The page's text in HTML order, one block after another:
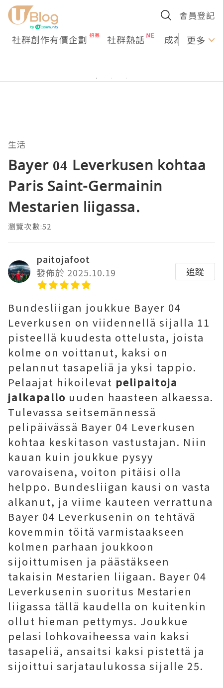
會員登記
社群創作有價企劃 社群熱話 成為U更多
生活
Bayer 04 Leverkusen kohtaa
Paris Saint-Germainin
Mestarien liigassa.
瀏覽次數:52
paitojafoot
發佈於 2025.10.19
追蹤
Bundesliigan joukkue Bayer 04
Leverkusen on viidennellä sijalla 11
pisteellä kuudesta ottelusta, joista
kolme on voittanut, kaksi on
pelannut tasapeliä ja yksi tappio.
Pelaajat hikoilevat pelipaitoja
jalkapallo uuden haasteen alkaessa.
Tulevassa seitsemännessä
pelipäivässä Bayer 04 Leverkusen
kohtaa keskitason vastustajan. Niin
kauan kuin joukkue pysyy
varovaisena, voiton pitäisi olla
helppo. Bundesliigan kausi on vasta
alkanut, ja viime kauteen verrattuna
Bayer 04 Leverkusenin on tehtävä
kovemmin töitä varmistaakseen
kolmen parhaan joukkoon
sijoittumisen ja päästäkseen
takaisin Mestarien liigaan. Bayer 04
Leverkusenin suoritus Mestarien
liigassa tällä kaudella on kuitenkin
ollut hieman pettymys. Joukkue
pelasi lohkovaiheessa vain kaksi
tasapeliä, ansaitsi kaksi pistettä ja
sijoittui sarjataulukossa sijalle 25.